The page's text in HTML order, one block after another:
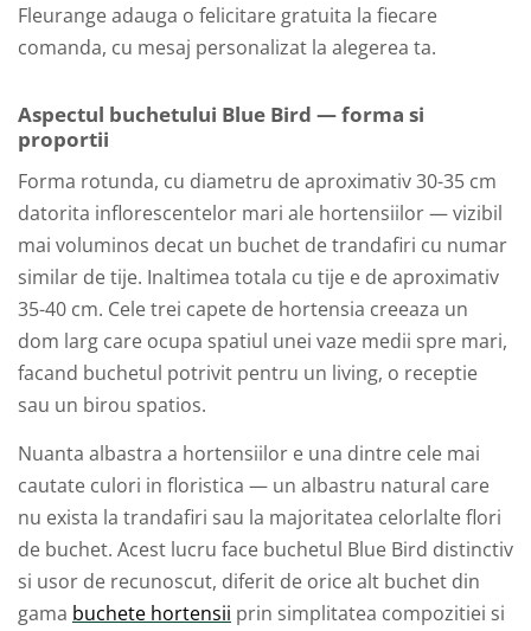
Fleurange adauga o felicitare gratuita la fiecare
comanda, cu mesaj personalizat la alegerea ta.
Aspectul buchetului Blue Bird — forma si
proportii
Forma rotunda, cu diametru de aproximativ 30-35 cm
datorita inflorescentelor mari ale hortensiilor — vizibil
mai voluminos decat un buchet de trandafiri cu numar
similar de tije. Inaltimea totala cu tije e de aproximativ
35-40 cm. Cele trei capete de hortensia creeaza un
dom larg care ocupa spatiul unei vaze medii spre mari,
facand buchetul potrivit pentru un living, o receptie
sau un birou spatios.
Nuanta albastra a hortensiilor e una dintre cele mai
cautate culori in floristica — un albastru natural care
nu exista la trandafiri sau la majoritatea celorlalte flori
de buchet. Acest lucru face buchetul Blue Bird distinctiv
si usor de recunoscut, diferit de orice alt buchet din
gama buchete hortensii prin simplitatea compozitiei si